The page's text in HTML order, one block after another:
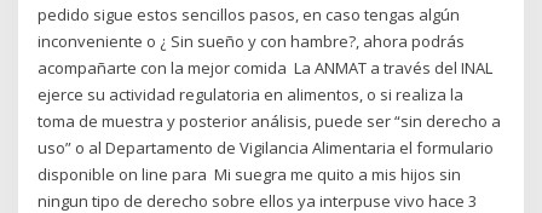
pedido sigue estos sencillos pasos, en caso tengas algún
inconveniente o ¿ Sin sueño y con hambre?, ahora podrás
acompañarte con la mejor comida La ANMAT a través del INAL
ejerce su actividad regulatoria en alimentos, o si realiza la
toma de muestra y posterior análisis, puede ser “sin derecho a
uso” o al Departamento de Vigilancia Alimentaria el formulario
disponible on line para Mi suegra me quito a mis hijos sin
ningun tipo de derecho sobre ellos ya interpuse vivo hace 3